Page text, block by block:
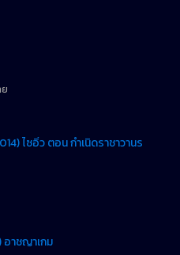
ไซอิ๋ว ตอน กำเนิดราชาวานร
อาชญาเกม